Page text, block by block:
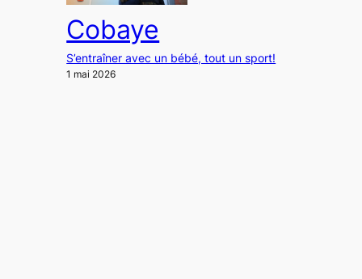
Cobaye
S’entraîner avec un bébé, tout un sport!
1 mai 2026